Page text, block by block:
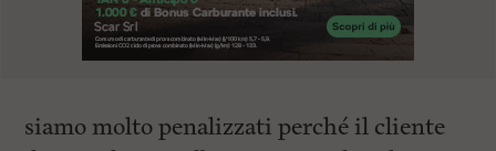
siamo molto penalizzati perché il cliente